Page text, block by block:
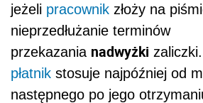
jeżeli pracownik złoży na
nieprzedłużanie terminów
przekazania nadwyżki
płatnik stosuje najpóźniej od
następnego po jego